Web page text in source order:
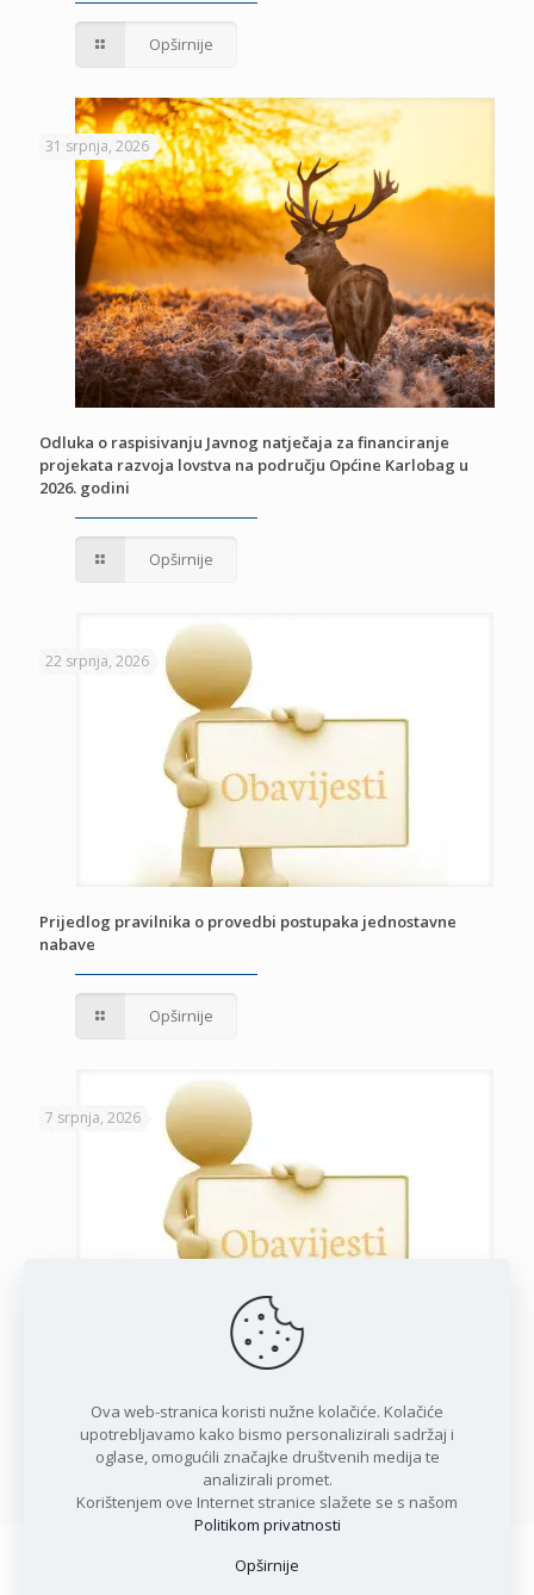
Opširnije
31 srpnja, 2026
Odluka o raspisivanju Javnog natječaja za financiranje
projekata razvoja lovstva na području Općine Karlobag u
2026. godini
Opširnije
22 srpnja, 2026
Prijedlog pravilnika o provedbi postupaka jednostavne
nabave
Opširnije
7 srpnja, 2026
iznajmljivačima
Opširnije
Copyright © 2021 Općina Karlobag | Sva prava pridržana |
Ova web-stranica koristi nužne kolačiće. Kolačiće
upotrebljavamo kako bismo personalizirali sadržaj i
oglase, omogućili značajke društvenih medija te
analizirali promet.
Korištenjem ove Internet stranice slažete se s našom
Politikom privatnosti
Opširnije